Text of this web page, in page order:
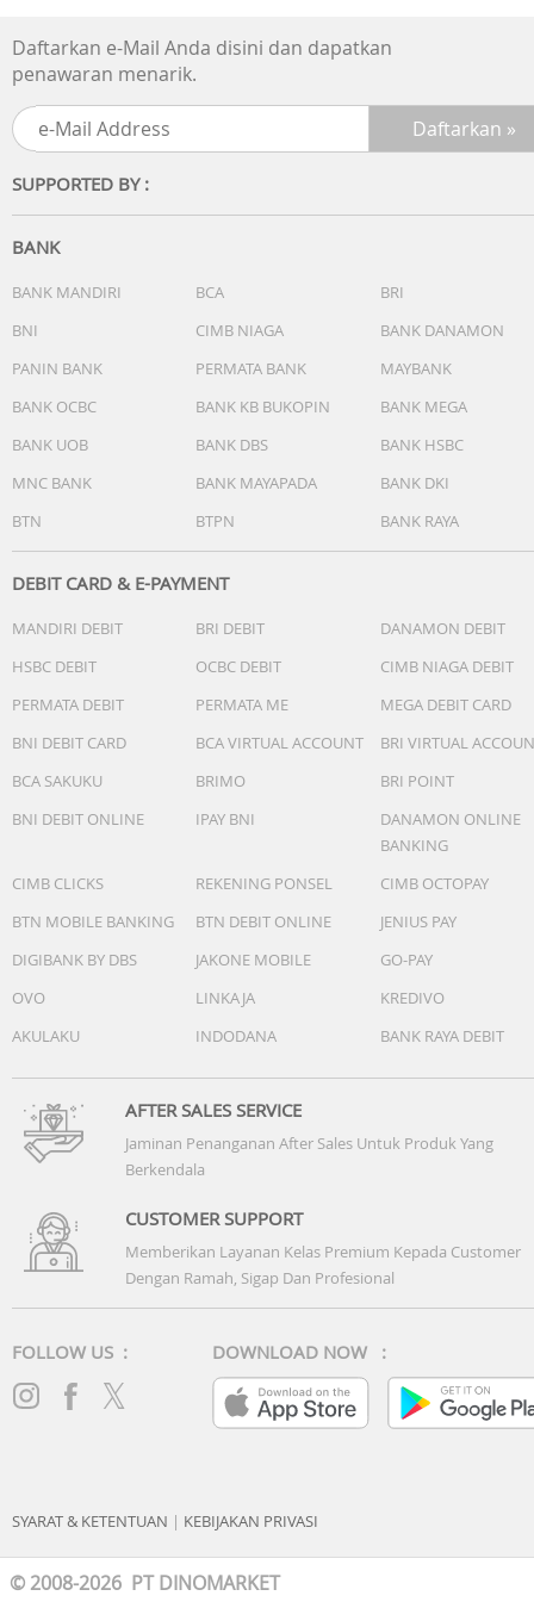
Daftarkan e-Mail Anda disini dan dapatkan
penawaran menarik.
SUPPORTED BY :
BANK
BANK MANDIRI BCA
BRI
BNI
CIMB NIAGA
BANK DANAMON
PANIN BANK
PERMATA BANK
MAYBANK
BANK OCBC
BANK KB BUKOPIN
BANK MEGA
BANK UOB
BANK DBS
BANK HSBC
MNC BANK
BANK MAYAPADA
BANK DKI
BTN
BTPN BANK RAYA
DEBIT CARD & E-PAYMENT
MANDIRI DEBIT BRI DEBIT
DANAMON DEBIT
HSBC DEBIT
OCBC DEBIT
CIMB NIAGA DEBIT
PERMATA DEBIT
PERMATA ME
MEGA DEBIT CARD
BNI DEBIT CARD
BCA VIRTUAL ACCOUNT
BRI VIRTUAL
BCA SAKUKU
BRIMO
BRI POINT
BNI DEBIT ONLINE
IPAY BNI
DANAMON ONLINE
BANKING
CIMB CLICKS
REKENING PONSEL
CIMB OCTOPAY
BTN MOBILE BANKING
BTN DEBIT ONLINE
JENIUS PAY
DIGIBANK BY DBS
JAKONE MOBILE
GO-PAY
OVO
LINKAJA
KREDIVO
AKULAKU
INDODANA BANK RAYA DEBIT
AFTER SALES SERVICE
Jaminan Penanganan After Sales Untuk Produk Yang
Berkendala
CUSTOMER SUPPORT
Memberikan Layanan Kelas Premium Kepada Customer
Dengan Ramah, Sigap Dan Profesional
FOLLOW US : DOWNLOAD NOW :
SYARAT & KETENTUAN | KEBIJAKAN PRIVASI
© 2008-2026 PT DINOMARKET